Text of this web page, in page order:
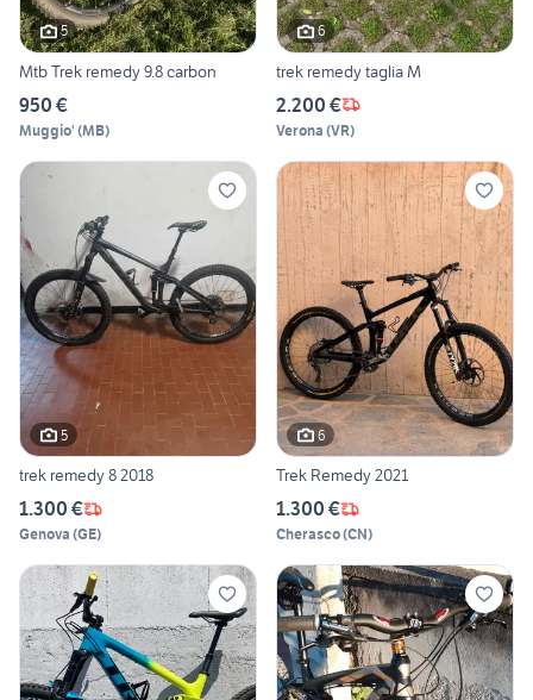
5
Mtb Trek remedy 9.8 carbon
950 €
Muggio' (MB)
6
trek remedy taglia M
2.200 €
Verona (VR)
5
trek remedy 8 2018
1.300 €
Genova (GE)
6
Trek Remedy 2021
1.300 €
Cherasco(CN)